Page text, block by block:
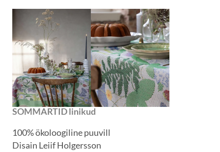
SOMMARTID linikud
100% ökoloogiline puuvill
Disain Leiif Holgersson